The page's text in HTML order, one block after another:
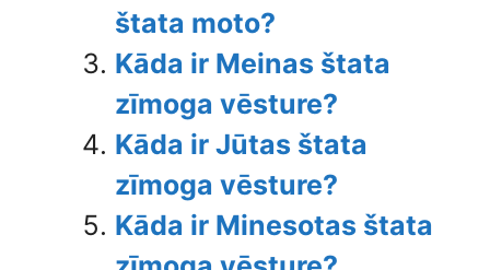
štata moto?
Kāda ir Meinas štata
zīmoga vēsture?
Kāda ir Jūtas štata
zīmoga vēsture?
Kāda ir Minesotas štata